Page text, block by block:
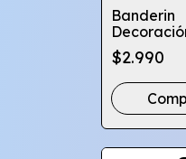
Banderin
Celebración
Globifiesta
$2.990